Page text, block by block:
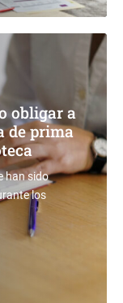
obligar a
de prima
han sido
los